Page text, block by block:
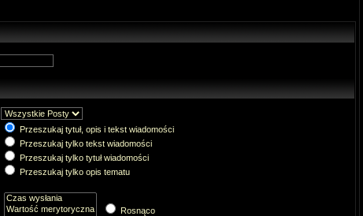
Przeszukaj tytuł, opis i tekst wiadomości
Przeszukaj tylko tekst wiadomości
Przeszukaj tylko tytuł wiadomości
Przeszukaj tylko opis tematu
Rosnąco